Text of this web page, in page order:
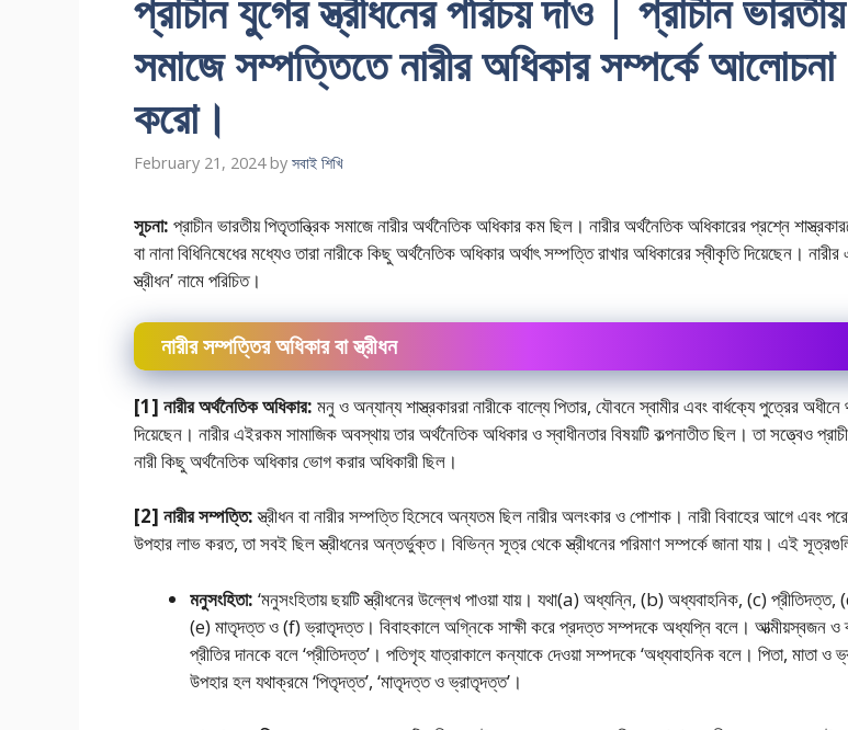
সমাজে সম্পত্তিতে নারীর অধিকার সম্পর্কে আলােচনা
করাে।
February 21, 2024 by সবাই শিখি
সূচনা: প্রাচীন ভারতীয় পিতৃতান্ত্রিক সমাজে নারীর অর্থনৈতিক অধিকার কম ছিল। নারীর অর্থনৈতিক অধিকারের প্রশ্নে
বা নানা বিধিনিষেধের মধ্যেও তারা নারীকে কিছু অর্থনৈতিক অধিকার অর্থাৎ সম্পত্তি রাখার অধিকারের স্বীকৃতি দিয়েছেন।
স্ত্রীধন’ নামে পরিচিত।
নারীর সম্পত্তির অধিকার বা স্ত্রীধন
[1] নারীর অর্থনৈতিক অধিকার: মনু ও অন্যান্য শাস্ত্রকাররা নারীকে বাল্যে পিতার, যৌবনে স্বামীর এবং বার্ধক্যে পুত্রের অধীনে
দিয়েছেন। নারীর এইরকম সামাজিক অবস্থায় তার অর্থনৈতিক অধিকার ও স্বাধীনতার বিষয়টি কল্পনাতীত ছিল। তা সত্ত্বেও
নারী কিছু অর্থনৈতিক অধিকার ভােগ করার অধিকারী ছিল।
[2] নারীর সম্পত্তি:স্ত্রীধন বা নারীর সম্পত্তি হিসেবে অন্যতম ছিল নারীর অলংকার ও পােশাক। নারী বিবাহের আগে এবং
উপহার লাভ করত, তা সবই ছিল স্ত্রীধনের অন্তর্ভুক্ত। বিভিন্ন সূত্র থেকে স্ত্রীধনের পরিমাণ সম্পর্কে জানা যায়। এই
মনুসংহিতা: ‘মনুসংহিতায় ছয়টি স্ত্রীধনের উল্লেখ পাওয়া যায়। যথা(a) অধ্যন্নি, (b) অধ্যবাহনিক, (c)
(e) মাতৃদত্ত ও (f) ভ্রাতৃদত্ত। বিবাহকালে অগ্নিকে সাক্ষী করে প্রদত্ত সম্পদকে অধ্যপ্নি বলে। আত্মীয়স্বজন ও
প্রীতির দানকে বলে ‘প্রীতিদত্ত’। পতিগৃহ যাত্রাকালে কন্যাকে দেওয়া সম্পদকে ‘অধ্যবাহনিক বলে। পিতা, মাতা ও
উপহার হল যথাক্রমে ‘পিতৃদত্ত’, ‘মাতৃদত্ত ও ভ্রাতৃদত্ত’।